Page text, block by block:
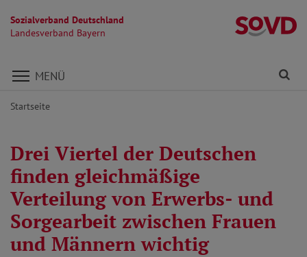
Sozialverband Deutschland
Landesverband Bayern
Direkt zu den Inhalten springen
MENÜ
Startseite
Drei Viertel der Deutschen
finden gleichmäßige
Verteilung von Erwerbs- und
Sorgearbeit zwischen Frauen
und Männern wichtig